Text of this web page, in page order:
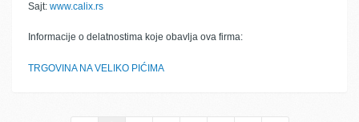
Sajt: www.calix.rs
Informacije o delatnostima koje obavlja ova firma:
TRGOVINA NA VELIKO PIĆIMA